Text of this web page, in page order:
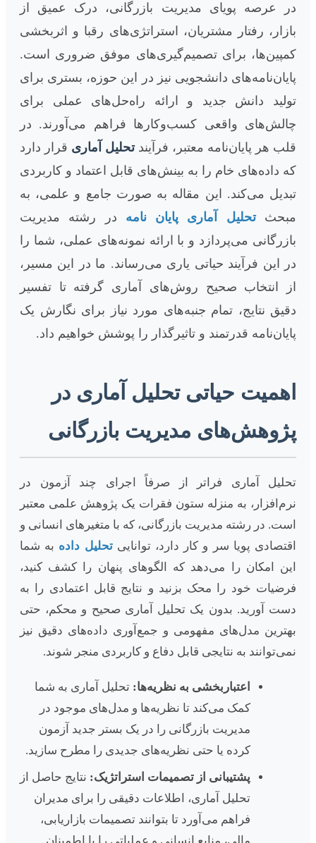
در عرصه پویای مدیریت بازرگانی، درک عمیق از
بازار، رفتار مشتریان، استراتژی‌های رقبا و اثربخشی
کمپین‌ها، برای تصمیم‌گیری‌های موفق ضروری است.
پایان‌نامه‌های دانشجویی نیز در این حوزه، بستری برای
تولید دانش جدید و ارائه راه‌حل‌های عملی برای
چالش‌های واقعی کسب‌وکارها فراهم می‌آورند. در
قلب هر پایان‌نامه معتبر، فرآیندتحلیل آماری قرار دارد
که داده‌های خام را به بینش‌های قابل اعتماد و کاربردی
تبدیل می‌کند. این مقاله به صورت جامع و علمی، به
مبحثتحلیل آماری پایان نامه در رشته مدیریت
بازرگانی می‌پردازد و با ارائه نمونه‌های عملی، شما را
در این فرآیند حیاتی یاری می‌رساند. ما در این مسیر،
از انتخاب صحیح روش‌های آماری گرفته تا تفسیر
دقیق نتایج، تمام جنبه‌های مورد نیاز برای نگارش یک
پایان‌نامه قدرتمند و تاثیرگذار را پوشش خواهیم داد.
اهمیت حیاتی تحلیل آماری در
پژوهش‌های مدیریت بازرگانی
تحلیل آماری فراتر از صرفاً اجرای چند آزمون در
نرم‌افزار، به منزله ستون فقرات یک پژوهش علمی معتبر
است. در رشته مدیریت بازرگانی، که با متغیرهای انسانی و
اقتصادی پویا سر و کار دارد، تواناییتحلیل داده به شما
این امکان را می‌دهد که الگوهای پنهان را کشف کنید،
فرضیات خود را محک بزنید و نتایج قابل اعتمادی را به
دست آورید. بدون یک تحلیل آماری صحیح و محکم، حتی
بهترین مدل‌های مفهومی و جمع‌آوری داده‌های دقیق نیز
نمی‌توانند به نتایجی قابل دفاع و کاربردی منجر شوند.
اعتباربخشی به نظریه‌ها: تحلیل آماری به شما
کمک می‌کند تا نظریه‌ها و مدل‌های موجود در
مدیریت بازرگانی را در یک بستر جدید آزمون
کرده یا حتی نظریه‌های جدیدی را مطرح سازید.
پشتیبانی از تصمیمات استراتژیک: نتایج حاصل از
تحلیل آماری، اطلاعات دقیقی را برای مدیران
فراهم می‌آورد تا بتوانند تصمیمات بازاریابی،